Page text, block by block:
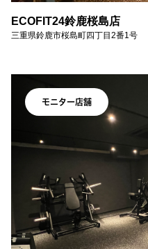
ECOFIT24鈴鹿桜島店
三重県鈴鹿市桜島町四丁目2番1号
モニター店舗